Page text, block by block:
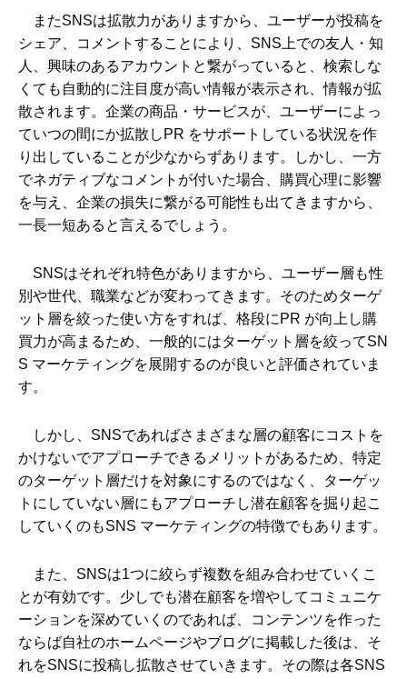
またSNSは拡散力がありますから、ユーザーが投稿を
シェア、コメントすることにより、SNS上での友人・知
人、興味のあるアカウントと繋がっていると、検索しな
くても自動的に注目度が高い情報が表示され、情報が拡
散されます。企業の商品・サービスが、ユーザーによっ
ていつの間にか拡散しPR をサポートしている状況を作
り出していることが少なからずあります。しかし、一方
でネガティブなコメントが付いた場合、購買心理に影響
を与え、企業の損失に繋がる可能性も出てきますから、
一長一短あると言えるでしょう。
SNSはそれぞれ特色がありますから、ユーザー層も性
別や世代、職業などが変わってきます。そのためターゲ
ット層を絞った使い方をすれば、格段にPR が向上し購
買力が高まるため、一般的にはターゲット層を絞ってSN
S マーケティングを展開するのが良いと評価されていま
す。
しかし、SNSであればさまざまな層の顧客にコストを
かけないでアプローチできるメリットがあるため、特定
のターゲット層だけを対象にするのではなく、ターゲッ
トにしていない層にもアプローチし潜在顧客を掘り起こ
していくのもSNS マーケティングの特徴でもあります。
また、SNSは1つに絞らず複数を組み合わせていくこ
とが有効です。少しでも潜在顧客を増やしてコミュニケ
ーションを深めていくのであれば、コンテンツを作った
ならば自社のホームページやブログに掲載した後は、そ
れをSNSに投稿し拡散させていきます。その際は各SNS